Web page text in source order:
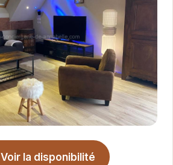
Voir la disponibilité